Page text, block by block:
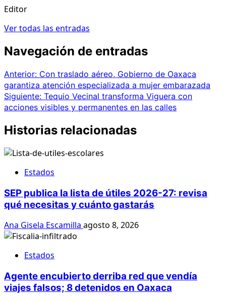
Editor
Ver todas las entradas
Navegación de entradas
Anterior: Con traslado aéreo, Gobierno de Oaxaca
garantiza atención especializada a mujer embarazada
Siguiente: Tequio Vecinal transforma Viguera con
acciones visibles y permanentes en las calles
Historias relacionadas
Estados
SEP publica la lista de útiles 2026-27: revisa
qué necesitas y cuánto gastarás
Ana Gisela Escamilla agosto 8, 2026
Estados
Agente encubierto derriba red que vendía
viajes falsos; 8 detenidos en Oaxaca